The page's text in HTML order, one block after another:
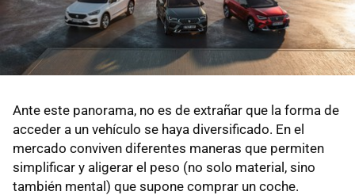
Ante este panorama, no es de extrañar que la forma de
acceder a un vehículo se haya diversificado. En el
mercado conviven diferentes maneras que permiten
simplificar y aligerar el peso (no solo material, sino
también mental) que supone comprar un coche.